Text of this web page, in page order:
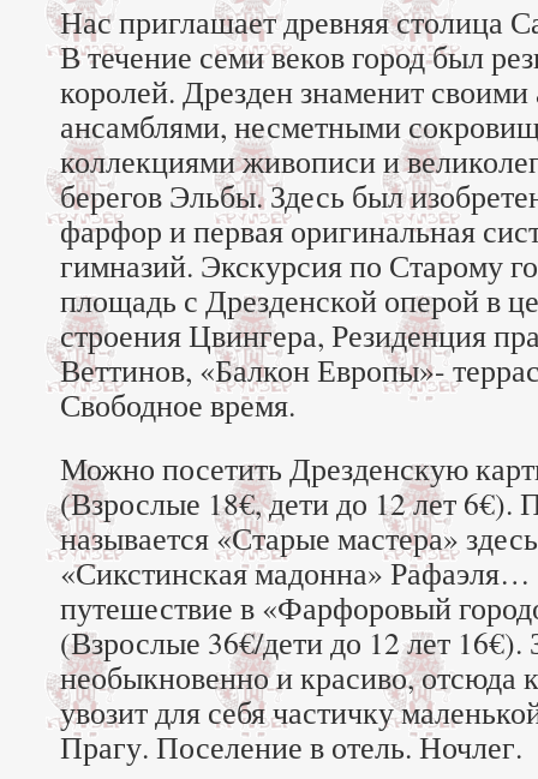
Нас приглашает древняя столица
В течение семи веков город был
королей. Дрезден знаменит
ансамблями, несметными
коллекциями живописи и
берегов Эльбы. Здесь был
фарфор и первая оригинальная
гимназий. Экскурсия по Старому
площадь с Дрезденской оперой в
строения Цвингера, Резиденция
Веттинов, «Балкон Европы»-
Свободное время.
Можно посетить Дрезденскую
(Взрослые 18€, дети до 12 лет 6€).
называется «Старые мастера»
«Сикстинская мадонна»
путешествие в «Фарфоровый
(Взрослые 36€/дети до 12 лет 16€).
необыкновенно и красиво, отсюда
увозит для себя частичку
Прагу. Поселение в отель. Ночлег.